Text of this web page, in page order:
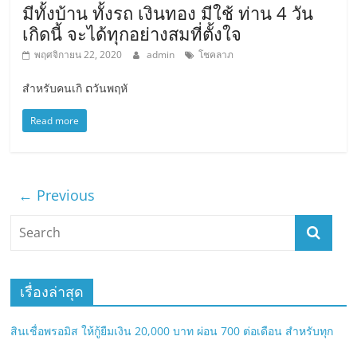
มีทั้งบ้าน ทั้งรถ เงินทอง มีใช้ ท่าน 4 วัน
เกิดนี้ จะได้ทุกอย่างสมที่ตั้งใจ
พฤศจิกายน 22, 2020 admin โชคลาภ
สำหรับคนเกิ ດวันพฤหั
Read more
← Previous
เรื่องล่าสุด
สินเชื่อพรอมิส ให้กู้ยืมเงิน 20,000 บาท ผ่อน 700 ต่อเดือน สำหรับทุก